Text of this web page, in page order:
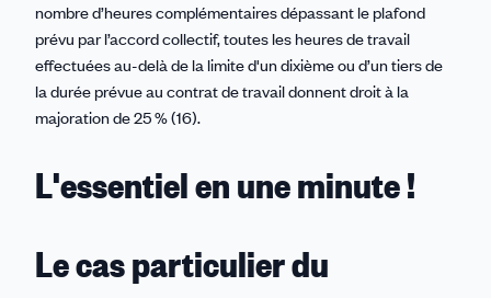
nombre d’heures complémentaires dépassant le plafond
prévu par l’accord collectif, toutes les heures de travail
effectuées au-delà de la limite d'un dixième ou d’un tiers de
la durée prévue au contrat de travail donnent droit à la
majoration de 25 % (16).
L'essentiel en une minute !
Le cas particulier du